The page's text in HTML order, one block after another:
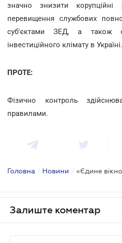
значно знизити
перевищення службових
суб'єктами ЗЕД, а також
інвестиційного клімату в Україні.
ПРОТЕ:
Фізично контроль
правилами.
Головна / Новини / «Єдине
Залиште коментар